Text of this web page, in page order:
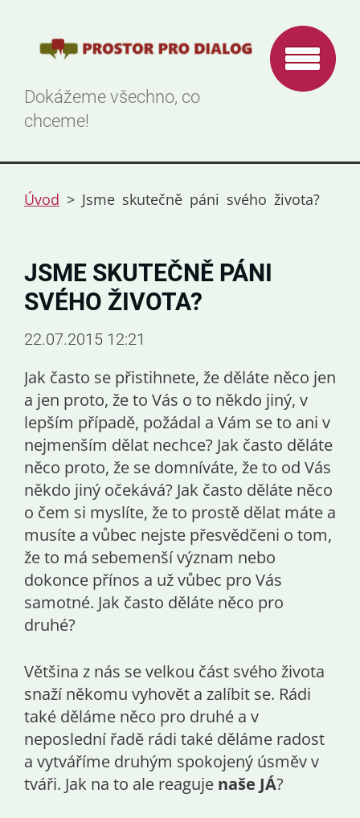
Dokážeme všechno, co
chceme!
Úvod > Jsme skutečně páni svého života?
JSME SKUTEČNĚ PÁNI
SVÉHO ŽIVOTA?
22.07.2015 12:21
Jak často se přistihnete, že děláte něco jen
a jen proto, že to Vás o to někdo jiný, v
lepším případě, požádal a Vám se to ani v
nejmenším dělat nechce? Jak často děláte
něco proto, že se domníváte, že to od Vás
někdo jiný očekává? Jak často děláte něco
o čem si myslíte, že to prostě dělat máte a
musíte a vůbec nejste přesvědčeni o tom,
že to má sebemenší význam nebo
dokonce přínos a už vůbec pro Vás
samotné. Jak často děláte něco pro
druhé?
Většina z nás se velkou část svého života
snaží někomu vyhovět a zalíbit se. Rádi
také děláme něco pro druhé a v
neposlední řadě rádi také děláme radost
a vytváříme druhým spokojený úsměv v
tváři. Jak na to ale reaguje naše JÁ?